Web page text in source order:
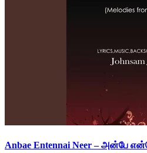
Anbae Entennai Neer – அன்பே